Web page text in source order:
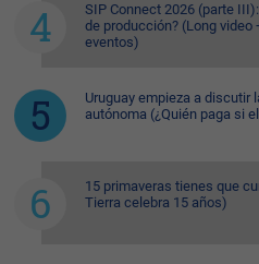
SIP Connect 2026 (parte
de producción? (Long
eventos)
Uruguay empieza a discutir
autónoma (¿Quién paga si
15 primaveras tienes que
Tierra celebra 15 años)